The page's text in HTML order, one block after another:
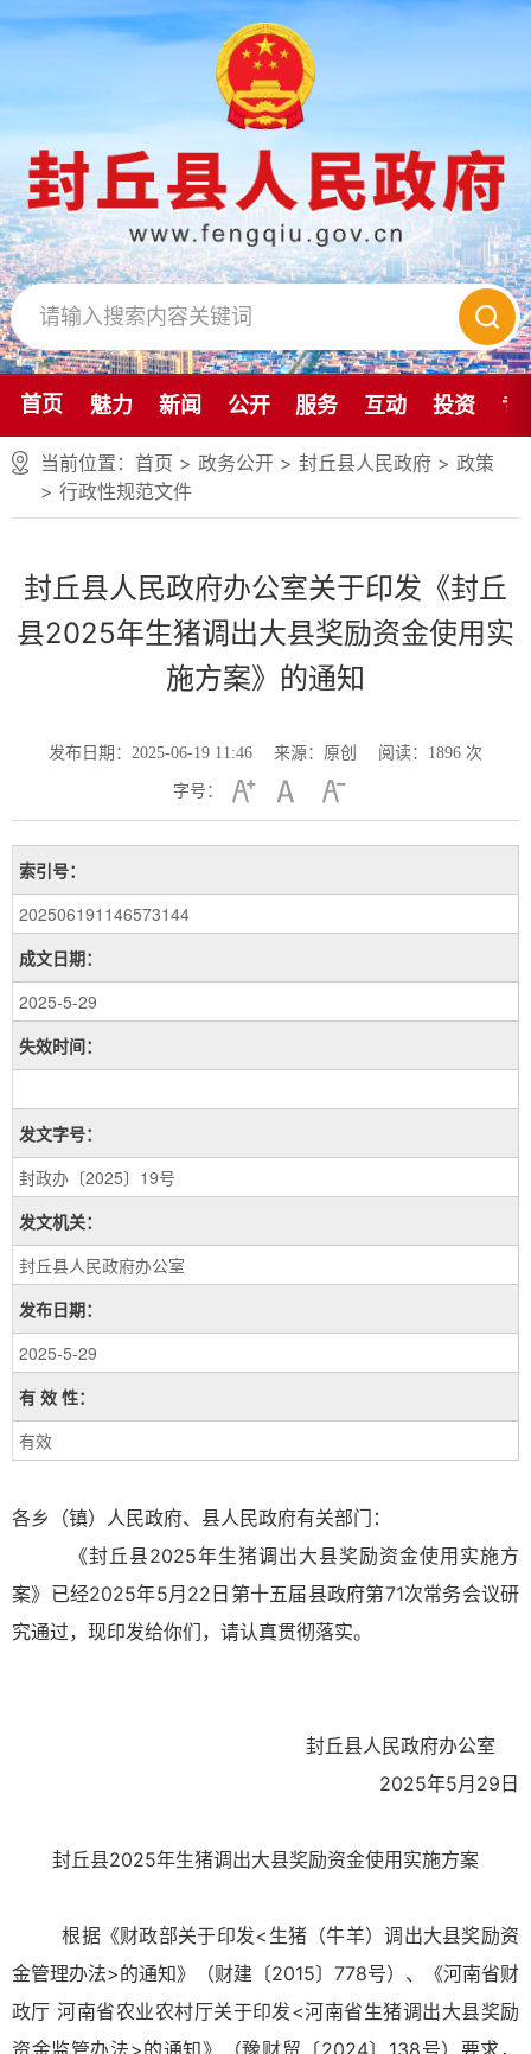
首页 魅力 新闻 公开 服务 互动 投资 专
当前位置： 首页 > 政务公开 > 封丘县人民政府 > 政策
> 行政性规范文件
封丘县人民政府办公室关于印发《封丘
县2025年生猪调出大县奖励资金使用实
施方案》的通知
发布日期：2025-06-19 11:46 来源：原创 阅读： 1896 次
字号：
索引号：
202506191146573144
成文日期：
2025-5-29
失效时间：
发文字号：
封政办〔2025〕19号
发文机关：
封丘县人民政府办公室
发布日期：
2025-5-29
有 效 性：
有效
各乡（镇）人民政府、县人民政府有关部门：
《封丘县2025年生猪调出大县奖励资金使用实施方
案》已经2025年5月22日第十五届县政府第71次常务会议研
究通过，现印发给你们，请认真贯彻落实。
封丘县人民政府办公室
2025年5月29日
封丘县2025年生猪调出大县奖励资金使用实施方案
根据《财政部关于印发<生猪（牛羊）调出大县奖励资
金管理办法>的通知》（财建〔2015〕778号）、《河南省财
政厅 河南省农业农村厅关于印发<河南省生猪调出大县奖励